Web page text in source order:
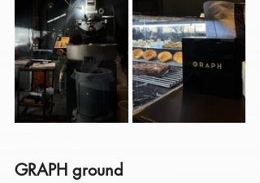
GRAPH ground